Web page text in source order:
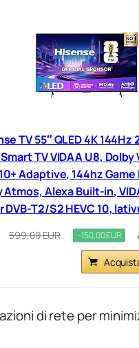
TV 55″ QLED 4K 144Hz
TV VIDAA U8, Dolby
Adaptive, 144hz Game
Atmos, Alexa Built-in,
DVB-T2/S2 HEVC 10,
599,00 EUR −150,00 EUR
di rete per